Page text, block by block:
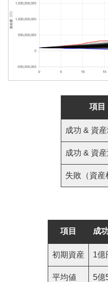
項目
成功 & 資
成功 & 資
失敗（資産
項目 成
初期資産 1億
平均値 5億